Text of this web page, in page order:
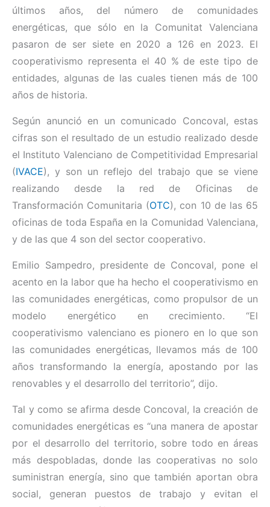
últimos años, del número de comunidades
energéticas, que sólo en la Comunitat Valenciana
pasaron de ser siete en 2020 a 126 en 2023. El
cooperativismo representa el 40 % de este tipo de
entidades, algunas de las cuales tienen más de 100
años de historia.
Según anunció en un comunicado Concoval, estas
cifras son el resultado de un estudio realizado desde
el Instituto Valenciano de Competitividad Empresarial
(IVACE), y son un reflejo del trabajo que se viene
realizando desde la red de Oficinas de
Transformación Comunitaria (OTC), con 10 de las 65
oficinas de toda España en la Comunidad Valenciana,
y de las que 4 son del sector cooperativo.
Emilio Sampedro, presidente de Concoval, pone el
acento en la labor que ha hecho el cooperativismo en
las comunidades energéticas, como propulsor de un
modelo energético en crecimiento. “El
cooperativismo valenciano es pionero en lo que son
las comunidades energéticas, llevamos más de 100
años transformando la energía, apostando por las
renovables y el desarrollo del territorio”, dijo.
Tal y como se afirma desde Concoval, la creación de
comunidades energéticas es “una manera de apostar
por el desarrollo del territorio, sobre todo en áreas
más despobladas, donde las cooperativas no solo
suministran energía, sino que también aportan obra
social, generan puestos de trabajo y evitan el